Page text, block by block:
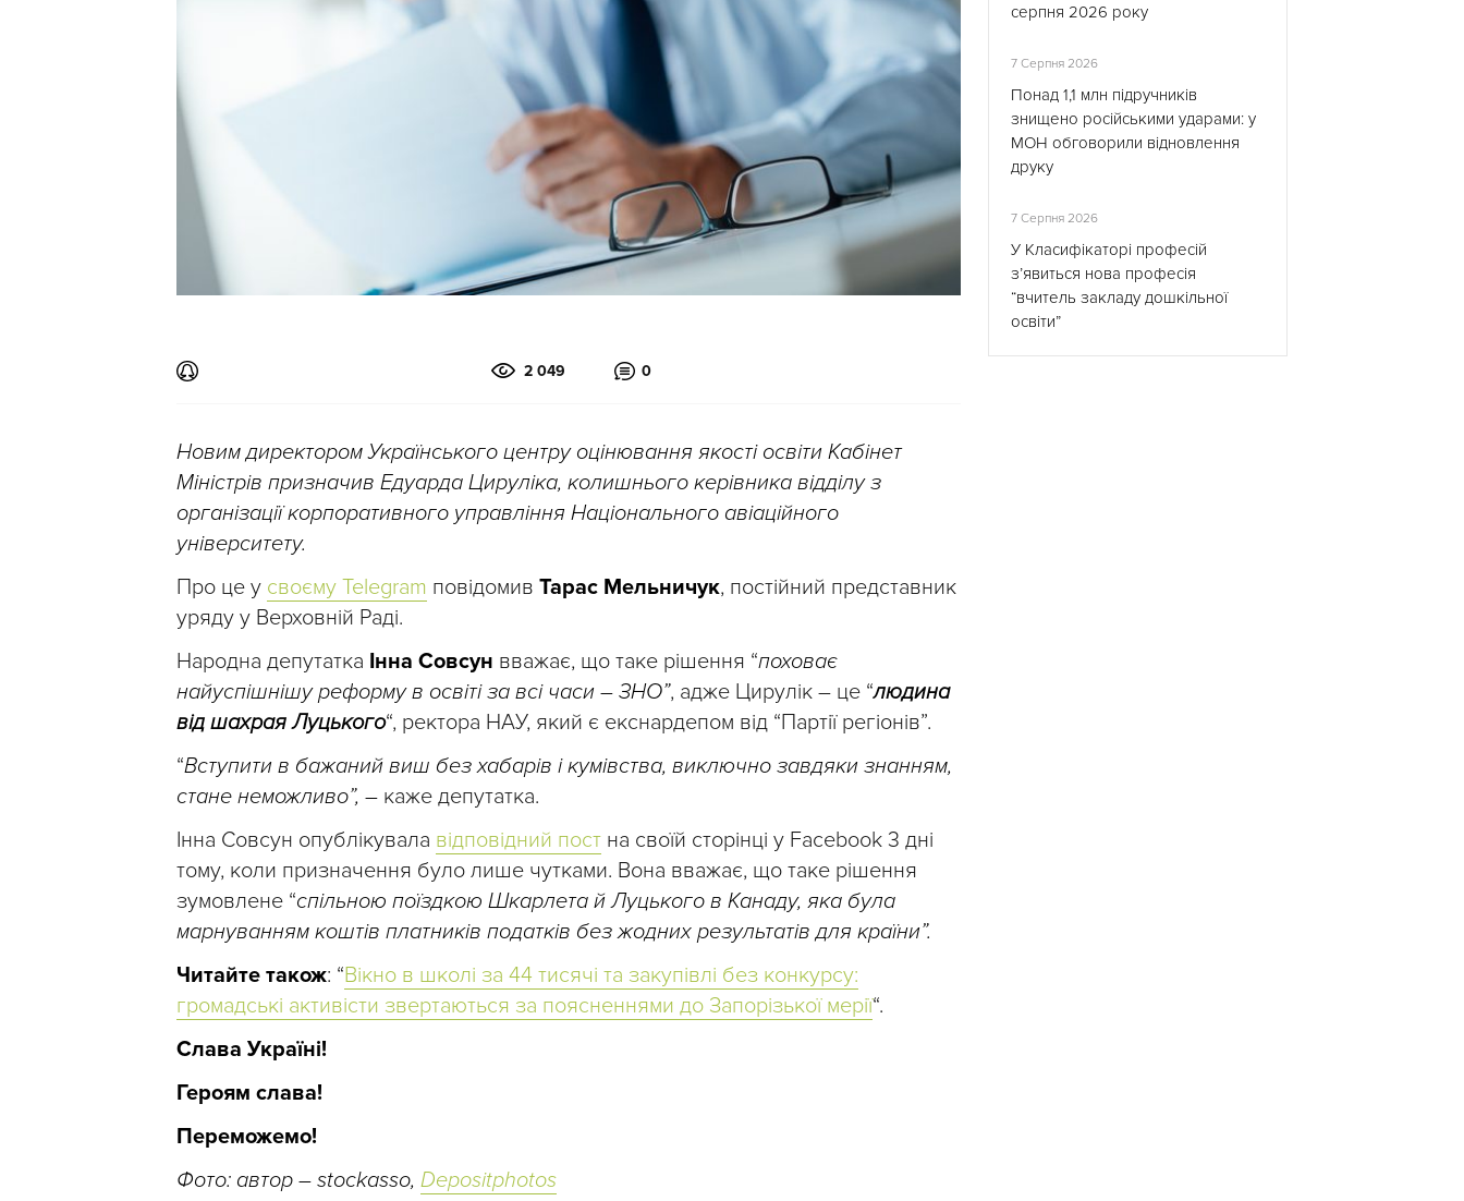
2 049 0
Новим директором Українського центру оцінювання якості освіти Кабінет
Міністрів призначив Едуарда Цируліка, колишнього керівника відділу з
організації корпоративного управління Національного авіаційного
університету.
Про це у своєму Telegram повідомив Тарас Мельничук, постійний представник
уряду у Верховній Раді.
Народна депутатка Інна Совсун вважає, що таке рішення “поховає
найуспішнішу реформу в освіті за всі часи – ЗНО”, адже Цирулік – це “людина
від шахрая Луцького“, ректора НАУ, який є екснардепом від “Партії регіонів”.
“Вступити в бажаний виш без хабарів і кумівства, виключно завдяки знанням,
стане неможливо”, – каже депутатка.
Інна Совсун опублікувала відповідний пост на своїй сторінці у Facebook 3 дні
тому, коли призначення було лише чутками. Вона вважає, що таке рішення
зумовлене “спільною поїздкою Шкарлета й Луцького в Канаду, яка була
марнуванням коштів платників податків без жодних результатів для країни”.
Читайте також: “Вікно в школі за 44 тисячі та закупівлі без конкурсу:
громадські активісти звертаються за поясненнями до Запорізької мерії“.
Слава Україні!
Героям слава!
Переможемо!
Фото: автор – stockasso, Depositphotos
серпня 2026 року
7 Серпня 2026
Понад 1,1 млн підручників
знищено російськими ударами: у
МОН обговорили відновлення
друку
7 Серпня 2026
У Класифікаторі професій
з’явиться нова професія
“вчитель закладу дошкільної
освіти”